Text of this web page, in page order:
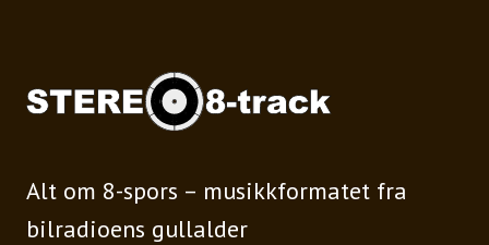
Alt om 8-spors – musikkformatet fra
bilradioens gullalder